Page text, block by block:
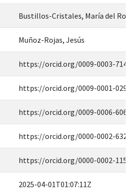
Bustillos-Cristales, María del
Muñoz-Rojas, Jesús
https://orcid.org/0009-0003-
https://orcid.org/0009-0001-
https://orcid.org/0009-0006-
https://orcid.org/0000-0002-
https://orcid.org/0000-0002-
2025-04-01T01:07:11Z